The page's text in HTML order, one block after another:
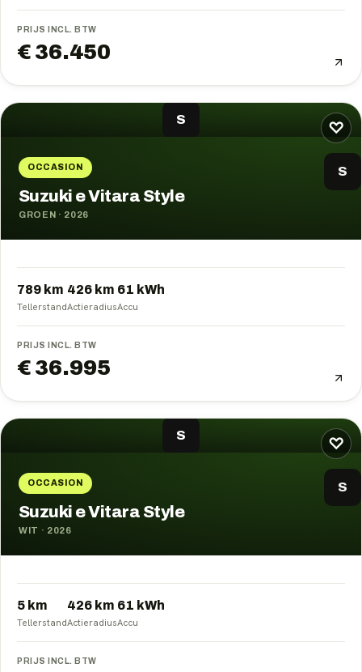
PRIJS INCL. BTW
€ 36.450
♡
S
OCCASION S
Suzuki e Vitara Style
GROEN · 2026
789 km
Tellerstand
426 km
Actieradius
61 kWh
Accu
PRIJS INCL. BTW
€ 36.995
♡
S
OCCASION S
Suzuki e Vitara Style
WIT · 2026
5 km
Tellerstand
426 km
Actieradius
61 kWh
Accu
PRIJS INCL. BTW